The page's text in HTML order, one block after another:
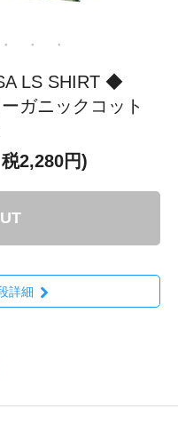
LS SHIRT ◆
ガニックコット
2,280円)
詳細